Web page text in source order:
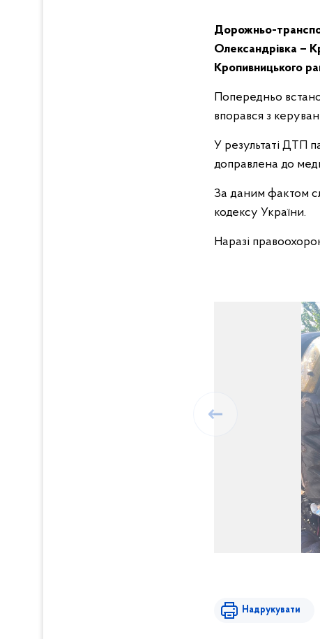
Дорожньо-
Олександрівка –
Кропивницького
Попередньо
впорався з
У результаті ДТП
доправлена до
За даним фактом
кодексу України.
Наразі
Надрукувати